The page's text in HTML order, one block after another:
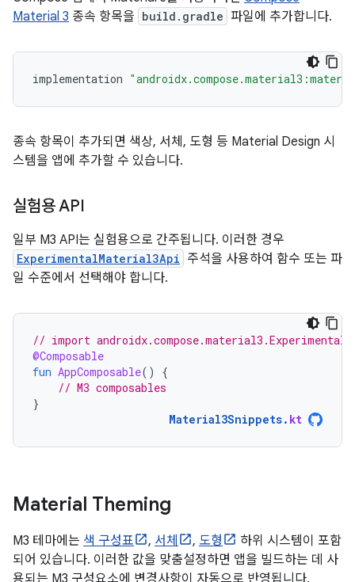
Material 3 종속 항목을 build.gradle 파일에 추가합니다.
implementation
종속 항목이 추가되면 색상, 서체, 도형 등 Material Design 시
스템을 앱에 추가할 수 있습니다.
실험용 API
일부 M3 API는 실험용으로 간주됩니다. 이러한 경우
ExperimentalMaterial3Api 주석을 사용하여 함수 또는 파
일 수준에서 선택해야 합니다.
// import
@Composable
fun AppComposable()
{
// M3 composables
}
Material3Snippets. kt
Material Theming
M3 테마에는 색 구성표 , 서체 , 도형
하위 시스템이 포함
되어 있습니다. 이러한 값을 맞춤설정하면 앱을 빌드하는 데 사
용되는 M3 구성요소에 변경사항이 자동으로 반영됩니다.